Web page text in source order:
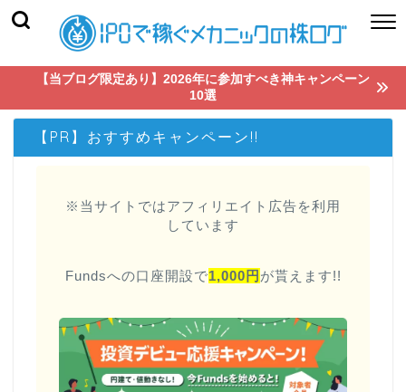
【当ブログ限定あり】2026年に参加すべき神キャンペーン
10選
【PR】おすすめキャンペーン!!
※当サイトではアフィリエイト広告を利用
しています
Fundsへの口座開設で1,000円 が貰えます!!